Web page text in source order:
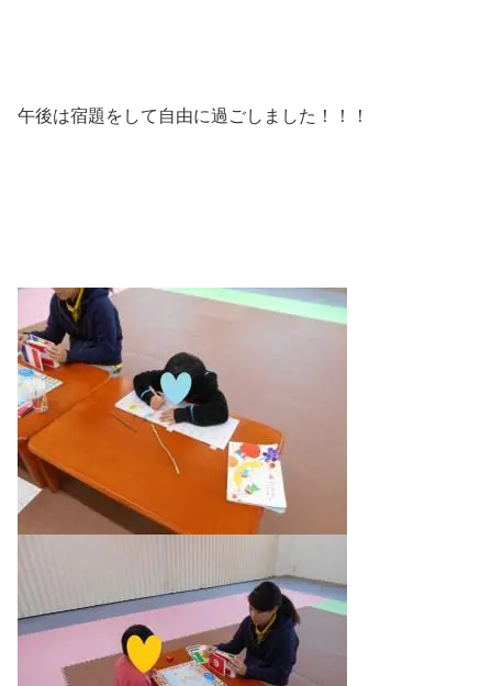
午後は宿題をして自由に過ごしました！！！